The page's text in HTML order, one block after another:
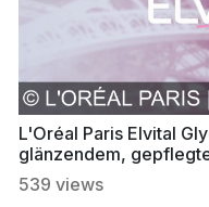
L'Oréal Paris Elvital
glänzendem,
539 views